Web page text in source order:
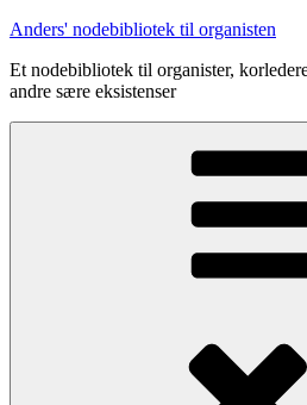
Videre
indhold
Anders' nodebibliotek til organisten
Et nodebibliotek til organister,
andre sære eksistenser